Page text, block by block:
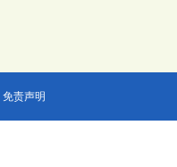
免责声明